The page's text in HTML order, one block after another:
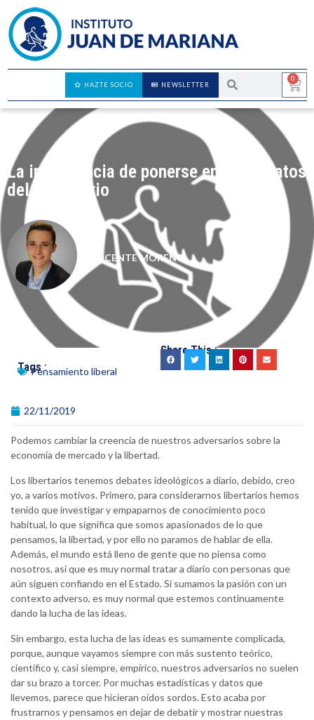
0
NEWSLETTER
HAZTE SOCIO
La importancia de ponerse en los zapatos
del adversario
VICENTE MORENO
Tags :Pensamiento liberal
Share This :
22/11/2019
Podemos cambiar la creencia de nuestros adversarios sobre la
economía de mercado y la libertad.
Los libertarios tenemos debates ideológicos a diario, debido, creo
yo, a varios motivos. Primero, para considerarnos libertarios hemos
tenido que investigar y empaparnos de conocimiento poco
habitual, lo que significa que somos apasionados de lo que
pensamos, la libertad, y por ello no paramos de hablar de ella.
Además, el mundo está lleno de gente que no piensa como
nosotros, así que es muy normal tratar a diario con personas que
aún siguen confiando en el Estado. Si sumamos la pasión con un
contexto adverso, es muy normal que estemos continuamente
dando la lucha de las ideas.
Sin embargo, esta lucha de las ideas es sumamente complicada,
porque, aunque vayamos siempre con más sustento teórico,
científico y, casi siempre, empírico, nuestros adversarios no suelen
dar su brazo a torcer. Por muchas estadísticas y datos que
llevemos, parece que hicieran oídos sordos. Esto acaba por
frustrarnos y pensamos en dejar de debatir y mostrar nuestras